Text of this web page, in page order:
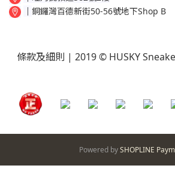
│ 銅鑼灣百德新街50-56號地下Shop B
條款及細則 | 2019 © HUSKY
Powered bySHOPLINE